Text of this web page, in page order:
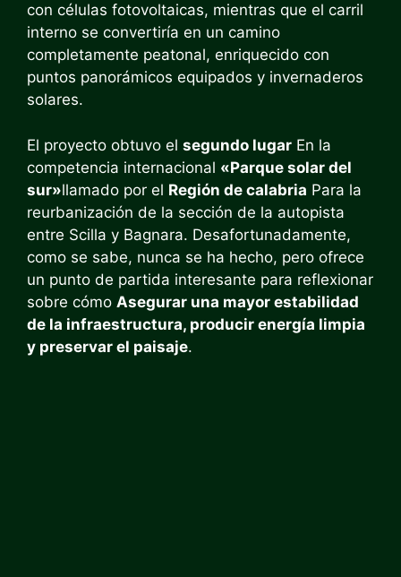
con células fotovoltaicas, mientras que el carril
interno se convertiría en un camino
completamente peatonal, enriquecido con
puntos panorámicos equipados y invernaderos
solares.
El proyecto obtuvo el segundo lugar En la
competencia internacional «Parque solar del
sur»llamado por el Región de calabria Para la
reurbanización de la sección de la autopista
entre Scilla y Bagnara. Desafortunadamente,
como se sabe, nunca se ha hecho, pero ofrece
un punto de partida interesante para reflexionar
sobre cómo Asegurar una mayor estabilidad
de la infraestructura, producir energía limpia
y preservar el paisaje.